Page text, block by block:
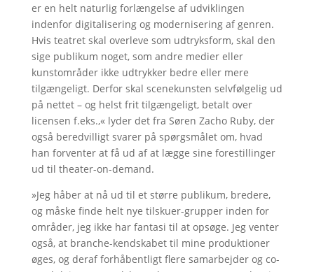
er en helt naturlig forlængelse af udviklingen
indenfor digitalisering og modernisering af genren.
Hvis teatret skal overleve som udtryksform, skal den
sige publikum noget, som andre medier eller
kunstområder ikke udtrykker bedre eller mere
tilgængeligt. Derfor skal scenekunsten selvfølgelig ud
på nettet – og helst frit tilgængeligt, betalt over
licensen f.eks.,« lyder det fra Søren Zacho Ruby, der
også beredvilligt svarer på spørgsmålet om, hvad
han forventer at få ud af at lægge sine forestillinger
ud til theater-on-demand.
»Jeg håber at nå ud til et større publikum, bredere,
og måske finde helt nye tilskuer-grupper inden for
områder, jeg ikke har fantasi til at opsøge. Jeg venter
også, at branche-kendskabet til mine produktioner
øges, og deraf forhåbentligt flere samarbejder og co-